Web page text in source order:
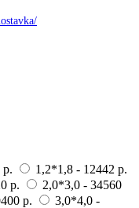
р.
1,2*1,8 - 12442 р.
р.
2,0*3,0 - 34560
р.
3,0*4,0 -